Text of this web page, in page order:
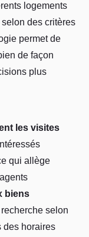
logements
des critères
permet de
de façon
plus
les visites
qui allège
biens
selon
des horaires